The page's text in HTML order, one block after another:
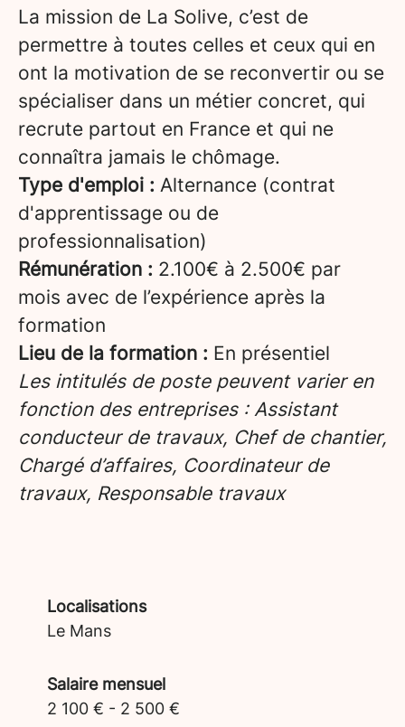
La mission de La Solive, c’est de
permettre à toutes celles et ceux qui en
ont la motivation de se reconvertir ou se
spécialiser dans un métier concret, qui
recrute partout en France et qui ne
connaîtra jamais le chômage.
Type d'emploi : Alternance (contrat
d'apprentissage ou de
professionnalisation)
Rémunération : 2.100€ à 2.500€ par
mois avec de l’expérience après la
formation
Lieu de la formation : En présentiel
Les intitulés de poste peuvent varier en
fonction des entreprises : Assistant
conducteur de travaux, Chef de chantier,
Chargé d’affaires, Coordinateur de
travaux, Responsable travaux
Localisations
Le Mans
Salaire mensuel
2 100 € - 2 500 €